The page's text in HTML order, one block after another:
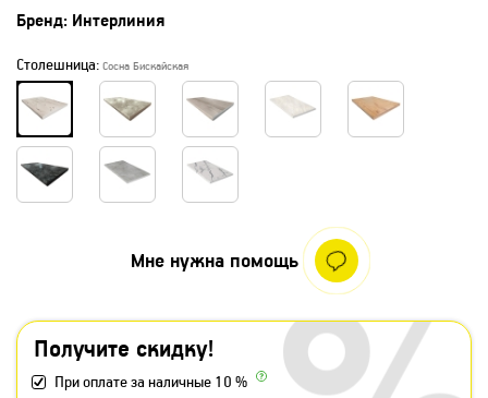
Бренд: Интерлиния
Столешница: Сосна Бискайская
Получите скидку!
При оплате за наличные 10 %
Мне нужна помощь